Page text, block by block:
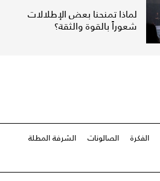
لماذا تمنحنا بعض الإطلالات
شعوراً بالقوة والثقة؟
الفكرة الصالونات
الشرفة المطلة